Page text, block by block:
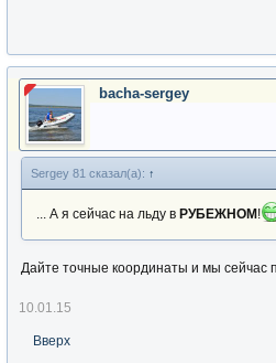
bacha-sergey
Sergey 81 сказал(а): ↑
... А я сейчас на льду в РУБЕЖНОМ !
Дайте точные координаты и мы сейчас
10.01.15
Вверх